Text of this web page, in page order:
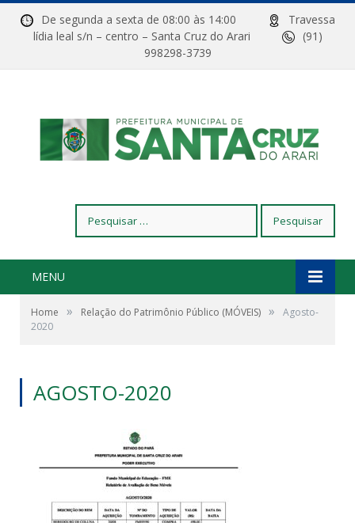
De segunda a sexta de 08:00 às 14:00
Travessa
lídia leal s/n – centro – Santa Cruz do Arari
(91)
998298-3739
por:
MENU
Home » Relação do Patrimônio Público (MÓVEIS) »
Agosto-
2020
AGOSTO-2020